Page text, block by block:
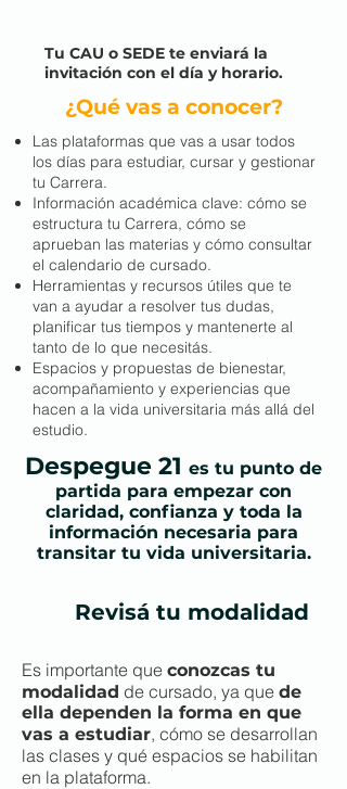
Tu CAU o SEDE te enviará la
invitación con el día y horario.
¿Qué vas a conocer?
Las plataformas que vas a usar todos
los días para estudiar, cursar y gestionar
tu Carrera.
Información académica clave: cómo se
estructura tu Carrera, cómo se
aprueban las materias y cómo consultar
el calendario de cursado.
Herramientas y recursos útiles que te
van a ayudar a resolver tus dudas,
planificar tus tiempos y mantenerte al
tanto de lo que necesitás.
Espacios y propuestas de bienestar,
acompañamiento y experiencias que
hacen a la vida universitaria más allá del
estudio.
Despegue 21 es tu punto de
partida para empezar con
claridad, confianza y toda la
información necesaria para
transitar tu vida universitaria.
Revisá tu modalidad
Es importante que conozcas tu
modalidad de cursado, ya que de
ella dependen la forma en que
vas a estudiar, cómo se desarrollan
las clases y qué espacios se habilitan
en la plataforma.